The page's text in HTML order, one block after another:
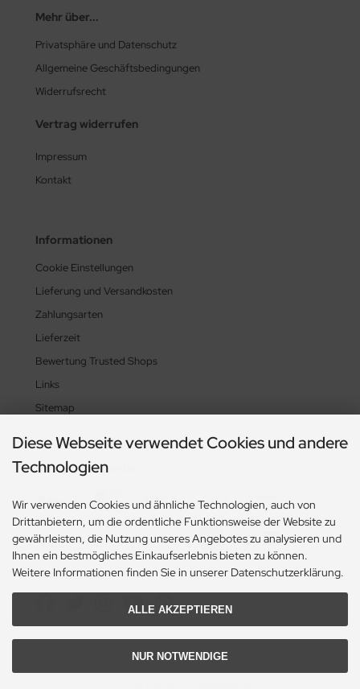
Mehr über...
Privatsphäre und Datenschutz
Allgemeine Geschäftsbedingungen
Widerrufsrecht
Vertrag widerrufen
Impressum
Kontakt
Informationen
Cookie Einstellungen
Lieferung und Versandkosten
Zahlungsarten
Lieferzeit
Bewertung Trusted Shops
Links
Sitemap
Zahlungsmethoden
Social Media
Diese Webseite verwendet Cookies und andere
Technologien
Wir verwenden Cookies und ähnliche Technologien, auch von
Drittanbietern, um die ordentliche Funktionsweise der Website zu
gewährleisten, die Nutzung unseres Angebotes zu analysieren und
Ihnen ein bestmögliches Einkaufserlebnis bieten zu können.
Weitere Informationen finden Sie in unserer Datenschutzerklärung.
ALLE AKZEPTIEREN
NUR NOTWENDIGE